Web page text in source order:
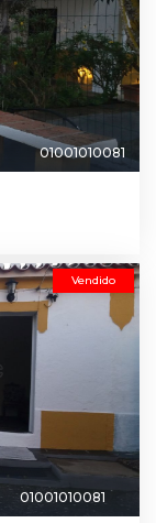
01001010081
Vendido
01001010081